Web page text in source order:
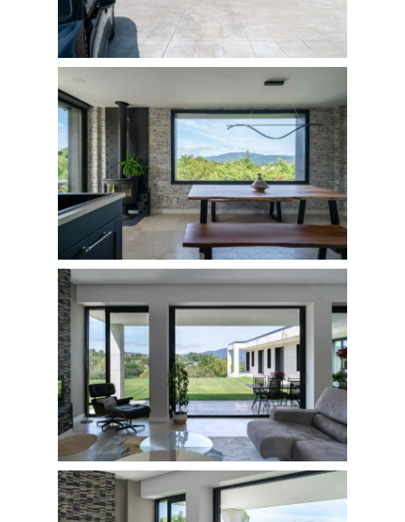
Vivienda
Hoteles /
Oficinas
Retail
Fotografía Residencial
Fotografía Fase de
Fotografía de Stand
PERSONAL
PUBLICACIONES
PRINTS
SOBRE MÍ
CONTACTO